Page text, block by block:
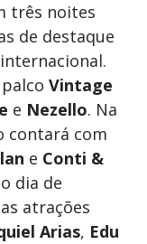
três noites
de destaque
Vintage
e Nezello. Na
contará com
e Conti &
dia de
atrações
Arias, Edu